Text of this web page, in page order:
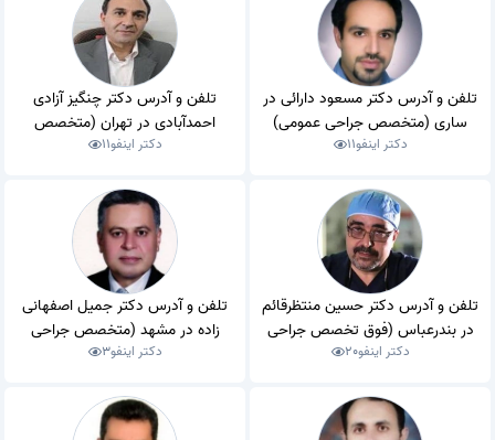
تلفن و آدرس دکتر مسعود دارائی در
ساری (متخصص جراحی عمومی)
دکتر اینفو11
تلفن و آدرس دکتر چنگیز آزادی
احمدآبادی در تهران (متخصص
جراحی عمومی)
دکتر اینفو11
تلفن و آدرس دکتر حسین منتظرقائم
در بندرعباس (فوق تخصص جراحی
قلب و عروق)
دکتر اینفو20
تلفن و آدرس دکتر جمیل اصفهانی
زاده در مشهد (متخصص جراحی
عمومی)
دکتر اینفو3